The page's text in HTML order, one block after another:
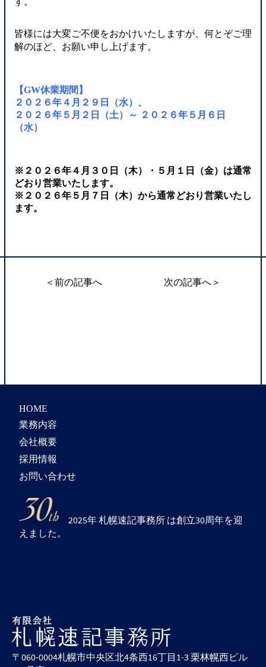
皆様には大変ご不便をおかけいたしますが、何とぞご理
解のほど、お願い申し上げます。
【GW休業期間】
２０２６年４月２９日（水）、
２０２６年５月２日（土）～ ２０２６年５月６日
（水）
※２０２６年４月３０日（木）・５月１日（金）は通常
どおり営業いたします。
※２０２６年５月７日（木）から通常どおり営業いたし
ます。
＜前の記事へ 次の記事へ＞
HOME
業務内容
会社概要
採用情報
お問い合わせ
2025年 札幌速記事務所 は創立30周年を迎
えました。
〒060-0004札幌市中央区北4条西16丁目1-3 栗林幌西ビル